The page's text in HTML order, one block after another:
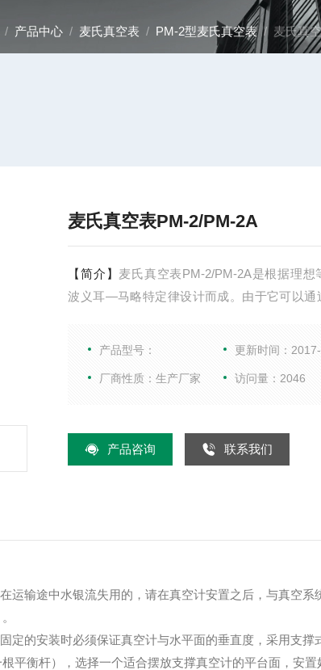
/ 产品中心 / 麦氏真空表 / PM-2型麦氏真空表/ 麦氏真空
麦氏真空表PM-2/PM-2A
【简介】 麦氏真空表PM-2/PM-2A是根据理想
波义耳—马略特定律设计而成。由于它可以通
为真空计用来校验一些相对真空计,故被广泛用
产品型号： 更新时间：
厂商性质：生产厂家 访问量：2046
产品咨询 联系我们
运输途中水银流失用的，请在真空计安置之后，与真空系
定的安装时必须保证真空计与水平面的垂直度，采用支撑
平衡杆），选择一个适合摆放支撑真空计的平台面，安置